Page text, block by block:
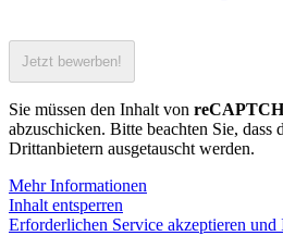
Sie müssen den Inhalt von
abzuschicken. Bitte beachten Sie, dass
Drittanbietern ausgetauscht werden.
Mehr Informationen
Inhalt entsperren
Erforderlichen Service akzeptieren und